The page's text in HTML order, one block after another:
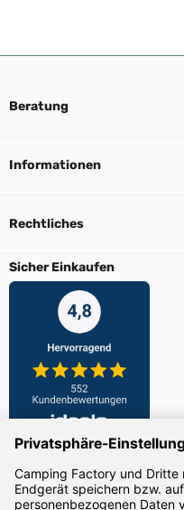
Beratung
Informationen
Rechtliches
Sicher Einkaufen